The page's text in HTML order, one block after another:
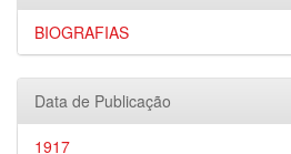
BIOGRAFIAS
Data de Publicação
1917